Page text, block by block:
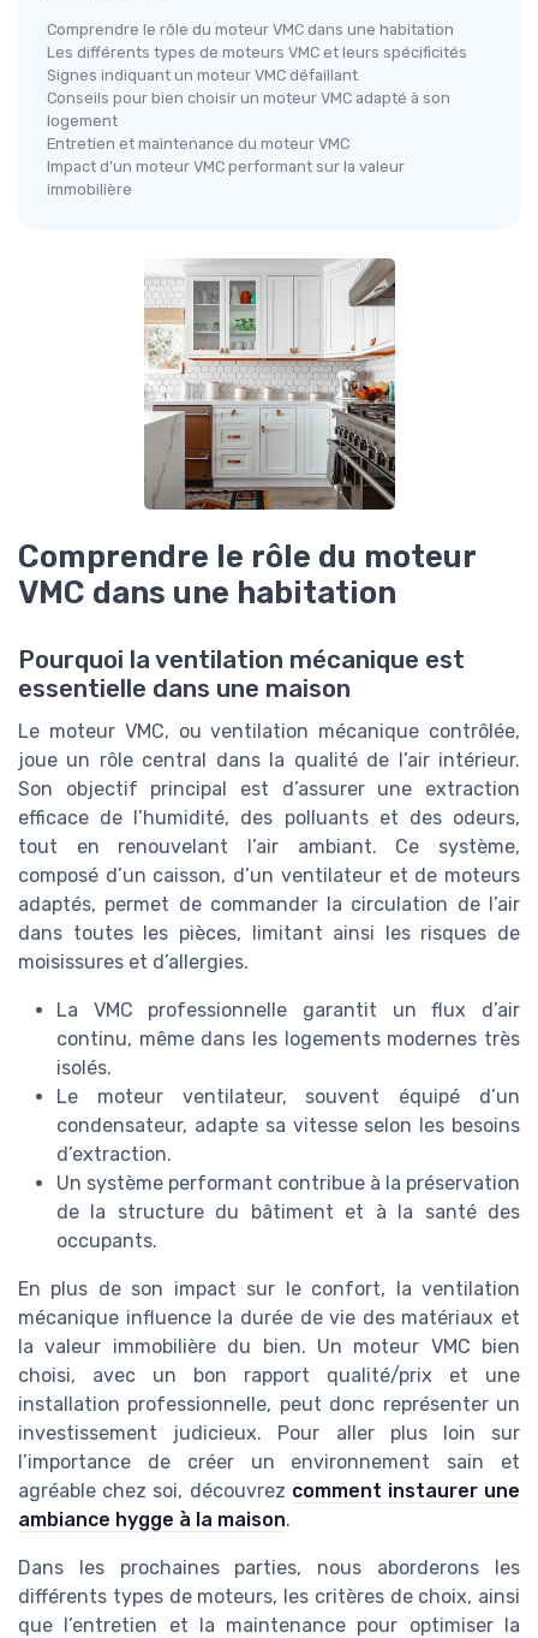
Comprendre le rôle du moteur VMC dans une habitation
Les différents types de moteurs VMC et leurs spécificités
Signes indiquant un moteur VMC défaillant
Conseils pour bien choisir un moteur VMC adapté à son
logement
Entretien et maintenance du moteur VMC
Impact d’un moteur VMC performant sur la valeur
immobilière
Comprendre le rôle du moteur
VMC dans une habitation
Pourquoi la ventilation mécanique est
essentielle dans une maison
Le moteur VMC, ou ventilation mécanique contrôlée,
joue un rôle central dans la qualité de l’air intérieur.
Son objectif principal est d’assurer une extraction
efficace de l’humidité, des polluants et des odeurs,
tout en renouvelant l’air ambiant. Ce système,
composé d’un caisson, d’un ventilateur et de moteurs
adaptés, permet de commander la circulation de l’air
dans toutes les pièces, limitant ainsi les risques de
moisissures et d’allergies.
La VMC professionnelle garantit un flux d’air
continu, même dans les logements modernes très
isolés.
Le moteur ventilateur, souvent équipé d’un
condensateur, adapte sa vitesse selon les besoins
d’extraction.
Un système performant contribue à la préservation
de la structure du bâtiment et à la santé des
occupants.
En plus de son impact sur le confort, la ventilation
mécanique influence la durée de vie des matériaux et
la valeur immobilière du bien. Un moteur VMC bien
choisi, avec un bon rapport qualité/prix et une
installation professionnelle, peut donc représenter un
investissement judicieux. Pour aller plus loin sur
l’importance de créer un environnement sain et
agréable chez soi, découvrez comment instaurer une
ambiance hygge à la maison.
Dans les prochaines parties, nous aborderons les
différents types de moteurs, les critères de choix, ainsi
que l’entretien et la maintenance pour optimiser la